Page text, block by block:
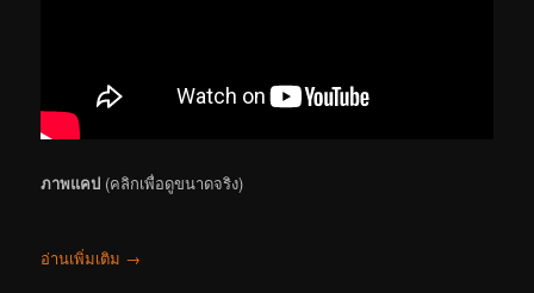
ภาพแคป (คลิกเพื่อดูขนาดจริง)
อ่านเพิ่มเติม →